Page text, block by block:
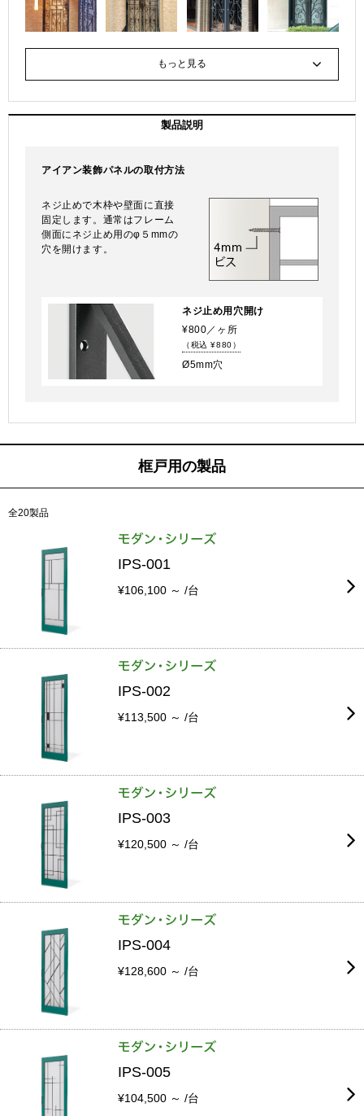
もっと見る
製品説明
アイアン装飾パネルの取付方法
ネジ止めで木枠や壁面に直接
固定します。通常はフレーム
側面にネジ止め用のφ５mmの
穴を開けます。
ネジ止め用穴開け
¥800／ヶ所
（税込 ¥880）
Ø5mm穴
框戸用の製品
全20製品
IPS-001
¥106,100 ～ /台
IPS-002
¥113,500 ～ /台
IPS-003
¥120,500 ～ /台
IPS-004
¥128,600 ～ /台
IPS-005
¥104,500 ～ /台